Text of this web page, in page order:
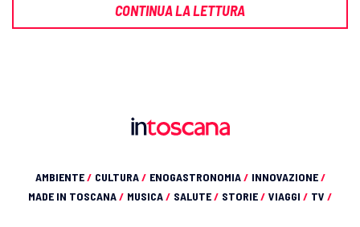
CONTINUA LA LETTURA
AMBIENTE/ CULTURA/ ENOGASTRONOMIA/ INNOVAZIONE/
MADE IN TOSCANA/ MUSICA/ SALUTE/ STORIE/ VIAGGI / TV /